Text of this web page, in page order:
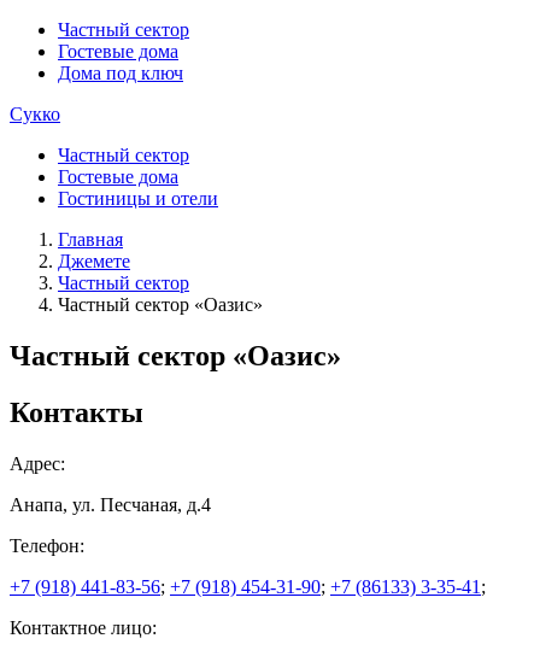
Частный сектор
Гостевые дома
Дома под ключ
Сукко
Частный сектор
Гостевые дома
Гостиницы и отели
Главная
Джемете
Частный сектор
Частный сектор «Оазис»
Частный сектор «Оазис»
Контакты
Адрес:
Анапа, ул. Песчаная, д.4
Телефон:
+7 (918) 441-83-56; +7 (918) 454-31-90; +7 (86133) 3-35-41 ;
Контактное лицо: